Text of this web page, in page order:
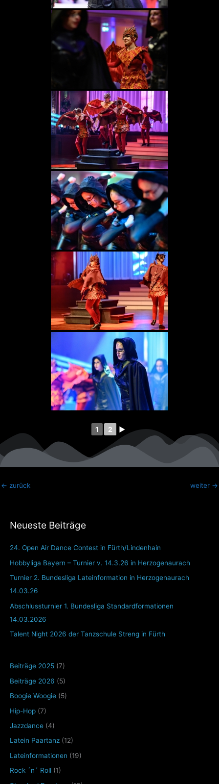
Neueste Beiträge
24. Open Air Dance Contest in Fürth/Lindenhain
Hobbyliga Bayern – Turnier v. 14.3.26 in Herzogenaurach
Turnier 2. Bundesliga Lateinformation in Herzogenaurach
14.03.26
Abschlussturnier 1. Bundesliga Standardformationen
14.03.2026
Talent Night 2026 der Tanzschule Streng in Fürth
Beiträge 2025 (7)
Beiträge 2026 (5)
Boogie Woogie (5)
Hip-Hop (7)
Jazzdance (4)
Latein Paartanz (12)
Lateinformationen (19)
Rock ´n´ Roll (1)
1 2 ►
← zurück weiter →